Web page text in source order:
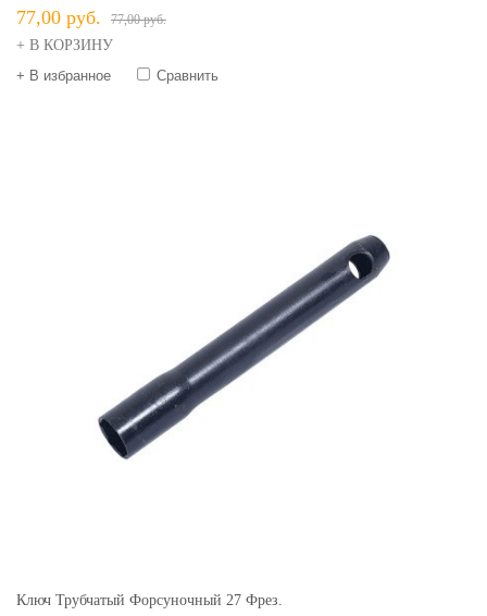
77,00 руб. 77,00 руб.
+ В КОРЗИНУ
+ В избранное
Сравнить
Ключ Трубчатый Форсуночный 27 Фрез.